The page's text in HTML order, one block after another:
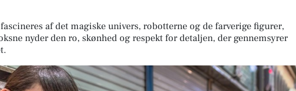
af det magiske univers, robotterne og de farverige figurer,
nyder den ro, skønhed og respekt for detaljen, der gennemsyrer